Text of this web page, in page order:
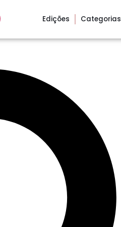
Edições Categorias